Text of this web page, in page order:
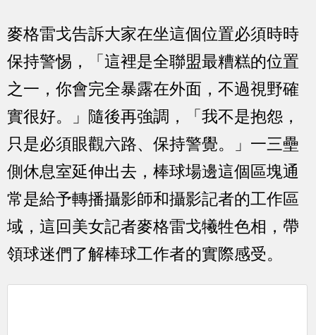
麥格雷戈告訴大家在坐這個位置必須時時
保持警惕，「這裡是全聯盟最糟糕的位置
之一，你會完全暴露在外面，不過視野確
實很好。」隨後再強調，「我不是抱怨，
只是必須眼觀六路、保持警覺。」一三壘
側休息室延伸出去，棒球場邊這個區塊通
常是給予轉播攝影師和攝影記者的工作區
域，這回美女記者麥格雷戈犧牲色相，帶
領球迷們了解棒球工作者的實際感受。